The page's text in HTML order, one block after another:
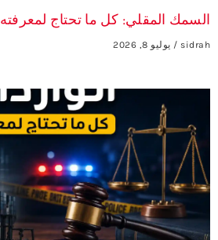
السمك المقلي: كل ما تحتاج لمعرفته
sidrah يوليو 8, 2026